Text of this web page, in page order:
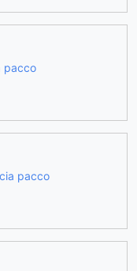
pacco
pacco